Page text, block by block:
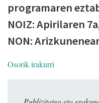
programaren
NOIZ: Apirilaren
NON:
Osorik irakurri